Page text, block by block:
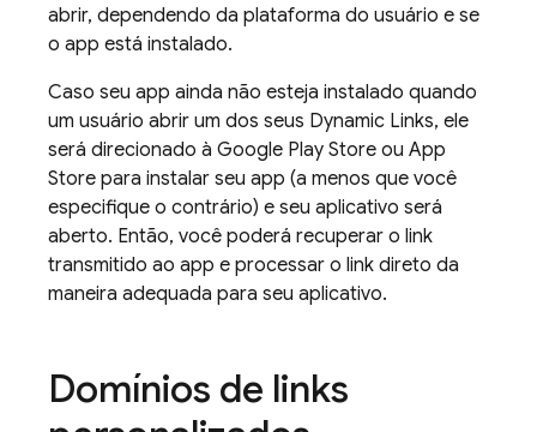
abrir, dependendo da plataforma do usuário e se
o app está instalado.
Caso seu app ainda não esteja instalado quando
um usuário abrir um dos seus Dynamic Links, ele
será direcionado à Google Play Store ou App
Store para instalar seu app (a menos que você
especifique o contrário) e seu aplicativo será
aberto. Então, você poderá recuperar o link
transmitido ao app e processar o link direto da
maneira adequada para seu aplicativo.
Domínios de links